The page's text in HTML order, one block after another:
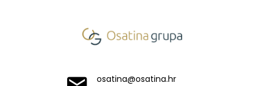
osatina@osatina.hr